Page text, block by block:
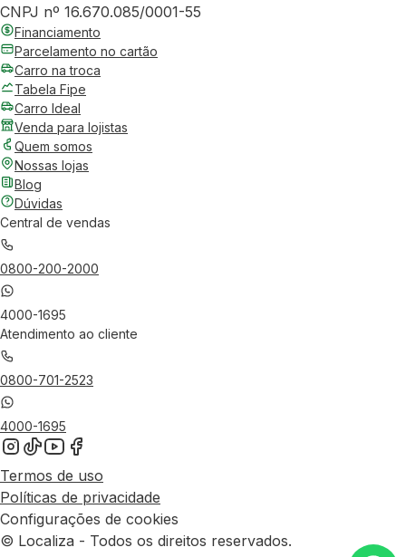
CNPJ nº 16.670.085/0001-55
Financiamento
Parcelamento no cartão
Carro na troca
Tabela Fipe
Carro Ideal
Venda para lojistas
Quem somos
Nossas lojas
Blog
Dúvidas
Central de vendas
0800-200-2000
4000-1695
Atendimento ao cliente
0800-701-2523
4000-1695
Termos de uso
Políticas de privacidade
Configurações de cookies
© Localiza - Todos os direitos reservados.